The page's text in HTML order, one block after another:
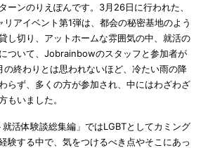
ーンのりえぽんです。3月26日に行われた、
アイベント第1弾は、都会の秘密基地のよう
し切り、アットホームな雰囲気の中、就活の
ついて、Jobrainbowのスタッフと参加者が
終わりとは思われないほど、冷たい雨の降
らず、多くの方が参加され、中にはわざわざ
もいました。
活体験談総集編」ではLGBTとしてカミング
験する中で、気をつけるべき点やそこにあっ